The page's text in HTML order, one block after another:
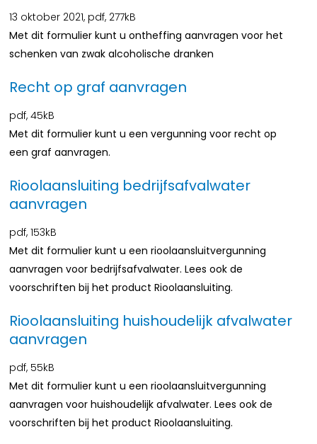
13 oktober 2021, pdf, 277kB
Met dit formulier kunt u ontheffing aanvragen voor het
schenken van zwak alcoholische dranken
Recht op graf aanvragen
pdf, 45kB
Met dit formulier kunt u een vergunning voor recht op
een graf aanvragen.
Rioolaansluiting bedrijfsafvalwater
aanvragen
pdf, 153kB
Met dit formulier kunt u een rioolaansluitvergunning
aanvragen voor bedrijfsafvalwater. Lees ook de
voorschriften bij het product Rioolaansluiting.
Rioolaansluiting huishoudelijk afvalwater
aanvragen
pdf, 55kB
Met dit formulier kunt u een rioolaansluitvergunning
aanvragen voor huishoudelijk afvalwater. Lees ook de
voorschriften bij het product Rioolaansluiting.